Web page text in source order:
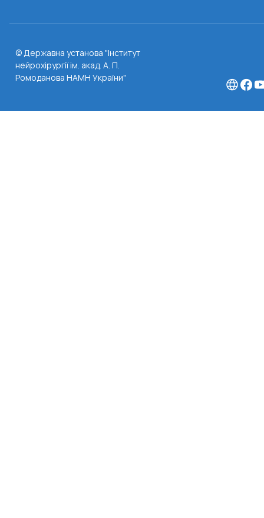
© Державна установа "Інститут
нейрохірургії ім. акад. А. П.
Ромоданова НАМН України"